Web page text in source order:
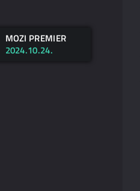
MOZI PREMIER
2024.10.24.